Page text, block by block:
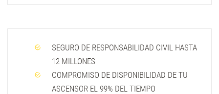
SEGURO DE RESPONSABILIDAD CIVIL HASTA
12 MILLONES
COMPROMISO DE DISPONIBILIDAD DE TU
ASCENSOR EL 99% DEL TIEMPO